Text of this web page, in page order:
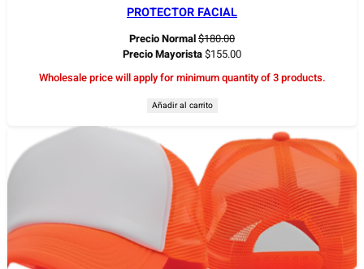
PROTECTOR FACIAL
Precio Normal$180.00
Precio Mayorista$155.00
Wholesale price will apply for minimum quantity of 3 products.
Añadir al carrito